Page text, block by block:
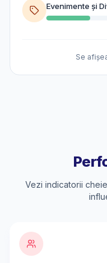
Evenimente și
Se
Vezi indicatorii